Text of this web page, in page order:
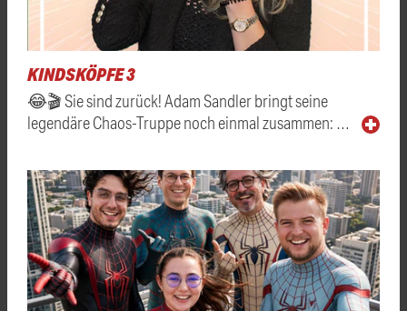
KINDSKÖPFE 3
😂🎬 Sie sind zurück! Adam Sandler bringt seine
legendäre Chaos-Truppe noch einmal zusammen: …